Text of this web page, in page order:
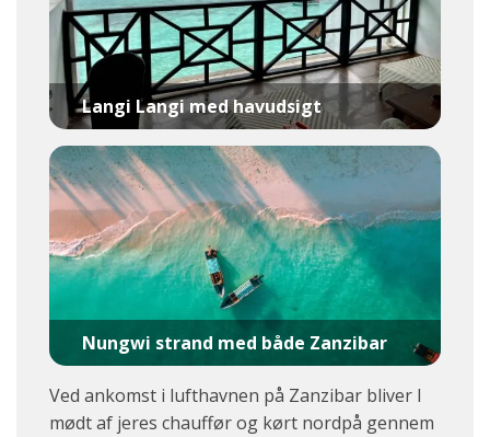
Langi Langi med havudsigt
Nungwi strand med både Zanzibar
Ved ankomst i lufthavnen på Zanzibar bliver I
mødt af jeres chauffør og kørt nordpå gennem